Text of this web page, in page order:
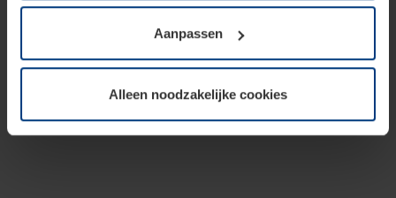
van deze pagina's absoluut vereist is. Voor alle andere
soorten cookies is uw toestemming benodigd. Uw
toestemming kunt u op elk moment bij de uitleg van de
wijzigen of herroepen.
Aanpassen
Alleen noodzakelijke cookies